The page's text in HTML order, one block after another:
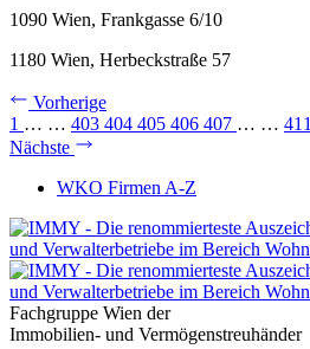
1090 Wien, Frankgasse 6/10
1180 Wien, Herbeckstraße 57
Vorherige
1 … … 403 404 405 406 407 … … 411
Nächste
WKO Firmen A-Z
Fachgruppe Wien der
Immobilien- und Vermögenstreuhänder